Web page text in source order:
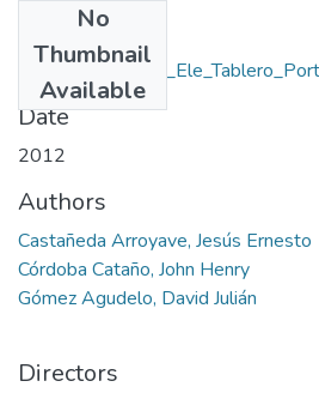
No
Thumbnail
Available
Date
2012
Authors
Castañeda Arroyave, Jesús Ernesto
Córdoba Cataño, John Henry
Gómez Agudelo, David Julián
Directors